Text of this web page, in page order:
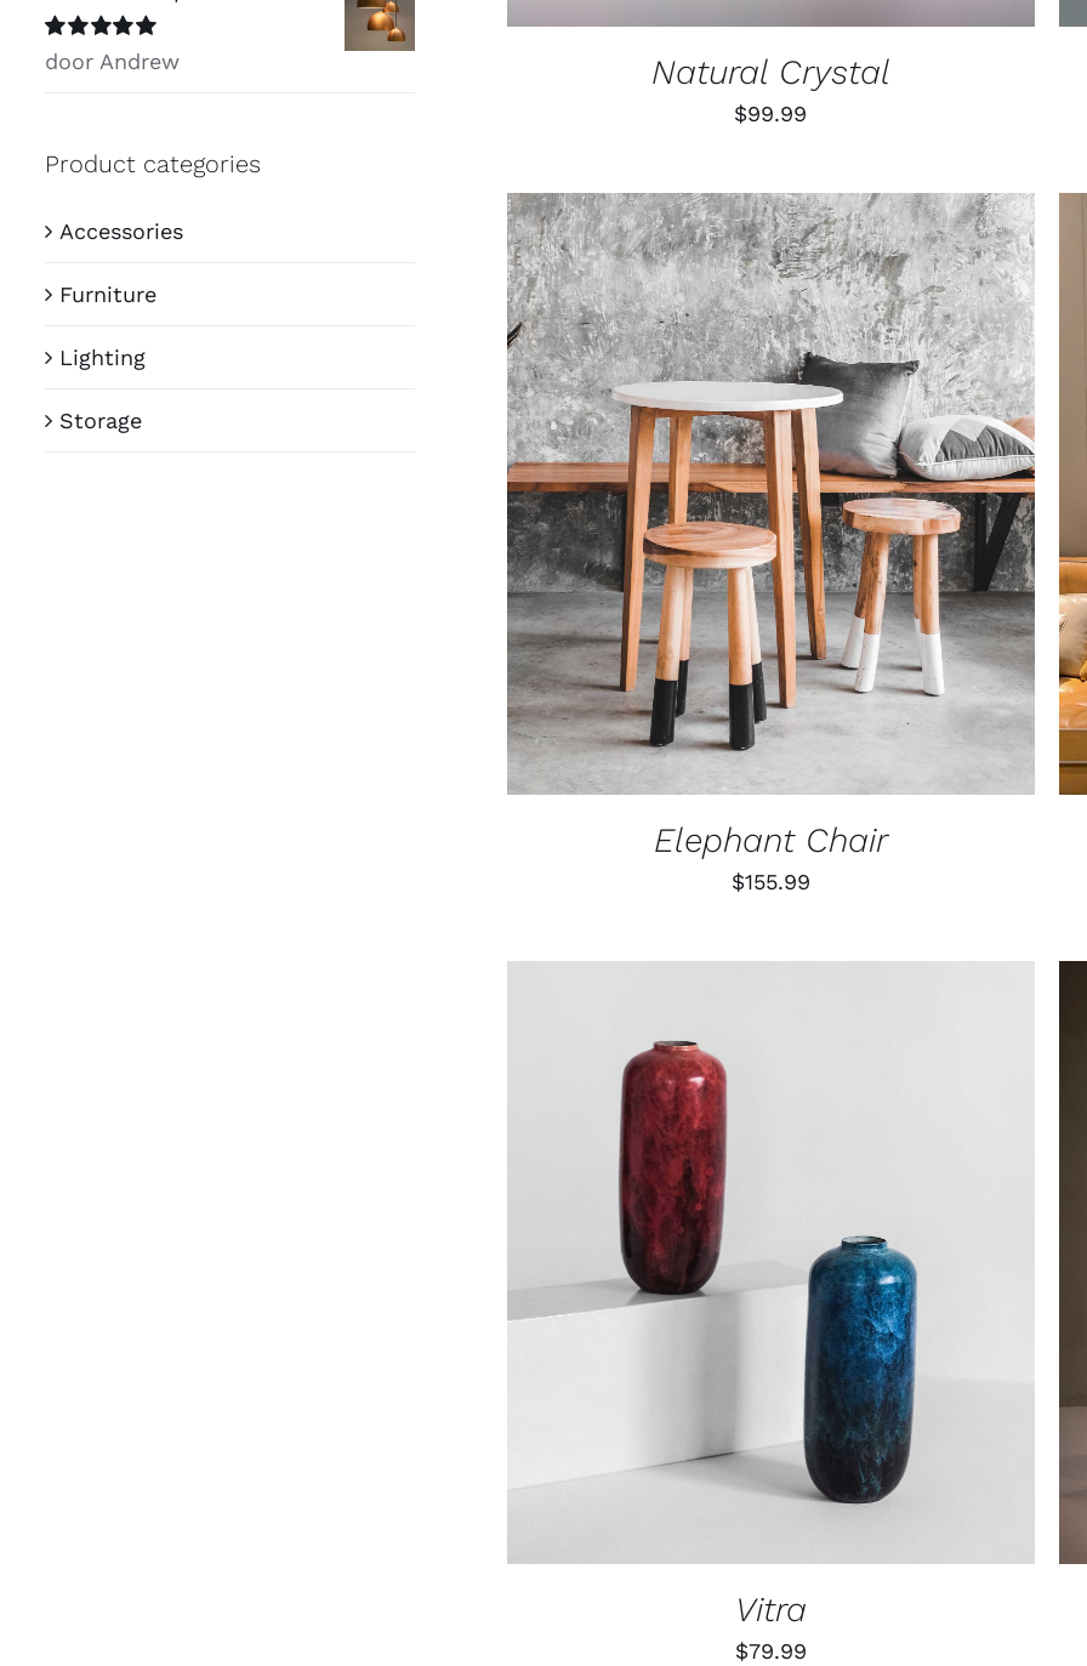
Natural Crystal
$99.99
TOEVOEGEN AAN WINKELWAGEN / QUICK VIEW
Elephant Chair
$155.99
TOEVOEGEN AAN WINKELWAGEN / QUICK VIEW
Vitra
$79.99
Beoordeeld
door Andrew
Product categories
Accessories
Furniture
Lighting
Storage